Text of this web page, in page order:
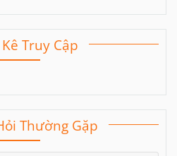
Truy Cập
Thường Gặp